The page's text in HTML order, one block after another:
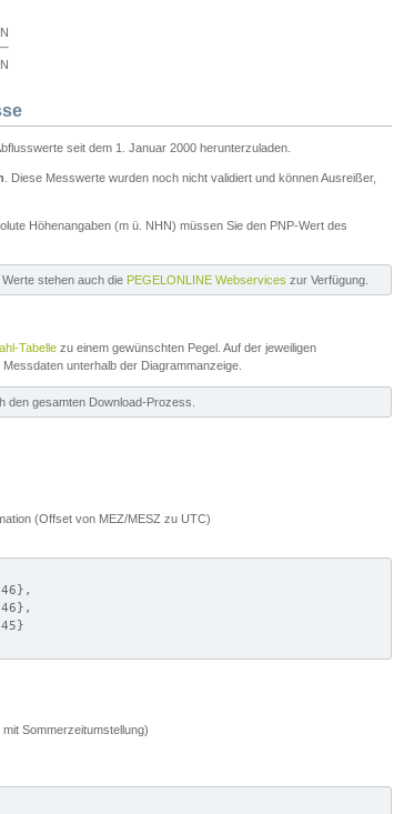
seit dem 1. Januar 2000 herunterzuladen.
. Diese Messwerte wurden noch nicht validiert und können Ausreißer,
Höhenangaben (m ü. NHN) müssen Sie den PNP-Wert des
stehen auch die PEGELONLINE Webservices zur Verfügung.
Tabelle zu einem gewünschten Pegel. Auf der jeweiligen
unterhalb der Diagrammanzeige.
den gesamten Download-Prozess.
(Offset von MEZ/MESZ zu UTC)
Sommerzeitumstellung)